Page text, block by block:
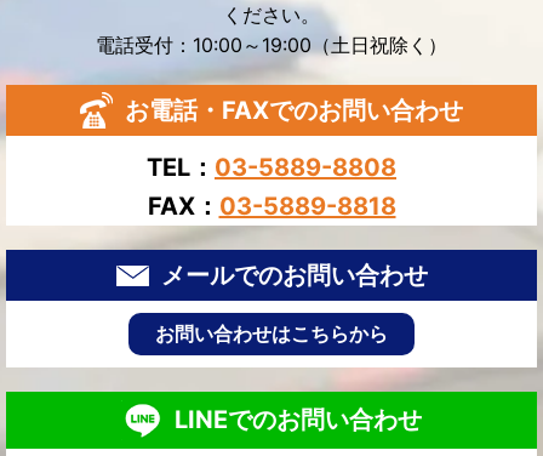
ください。
電話受付：10:00～19:00（土日祝除く）
お電話・FAXでのお問い合わせ
TEL： 03-5889-8808
FAX： 03-5889-8818
メールでのお問い合わせ
お問い合わせはこちらから
LINEでのお問い合わせ